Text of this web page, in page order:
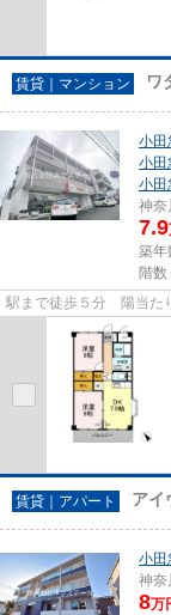
賃貸｜マンション ワ
小田
小田
小田
神奈
7.9
築年
階数
駅まで徒歩５分 陽当た
賃貸｜アパート アイ
小田
神奈
8万